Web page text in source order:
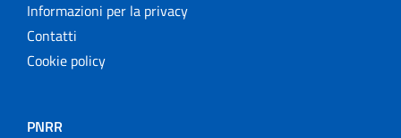
Informazioni per la privacy
Contatti
Cookie policy
PNRR